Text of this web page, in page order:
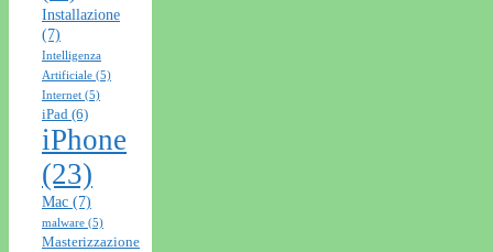
Installazione
(7)
Intelligenza
Artificiale (5)
Internet (5)
iPad (6)
iPhone
(23)
Mac (7)
malware (5)
Masterizzazione